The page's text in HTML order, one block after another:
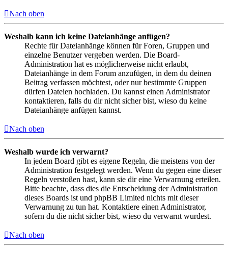
Nach oben
Weshalb kann ich keine Dateianhänge anfügen?
Rechte für Dateianhänge können für Foren, Gruppen und
einzelne Benutzer vergeben werden. Die Board-
Administration hat es möglicherweise nicht erlaubt,
Dateianhänge in dem Forum anzufügen, in dem du deinen
Beitrag verfassen möchtest, oder nur bestimmte Gruppen
dürfen Dateien hochladen. Du kannst einen Administrator
kontaktieren, falls du dir nicht sicher bist, wieso du keine
Dateianhänge anfügen kannst.
Nach oben
Weshalb wurde ich verwarnt?
In jedem Board gibt es eigene Regeln, die meistens von der
Administration festgelegt werden. Wenn du gegen eine dieser
Regeln verstoßen hast, kann sie dir eine Verwarnung erteilen.
Bitte beachte, dass dies die Entscheidung der Administration
dieses Boards ist und phpBB Limited nichts mit dieser
Verwarnung zu tun hat. Kontaktiere einen Administrator,
sofern du die nicht sicher bist, wieso du verwarnt wurdest.
Nach oben